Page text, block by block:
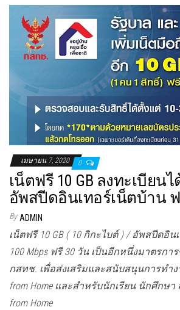
เมษายน 7, 2020 0
เน็ตฟรี 10 GB ลงทะเบียน
อัพสปีดอินเทอร์เน็ตบ้าน ฟ
By ADMIN
เน็ตฟรี 10 GB ( 10 กิกะไบต์ ) / อัพสปีดอิน
100 Mbps ฟรี 30 วัน เป็นอีกหนึ่งมาตรกา
กสทช. เพื่อส่งเสริมและสนับสนุนการทำง
from Home และสำหรับนักเรียน นักศึกษา
from Home